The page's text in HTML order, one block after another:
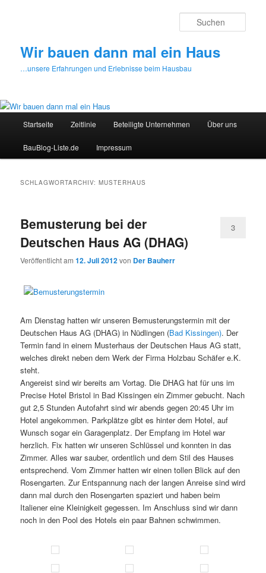
Wir bauen dann mal ein Haus
…unsere Erfahrungen und Erlebnisse beim Hausbau
Startseite Zeitlinie Beteiligte Unternehmen Über uns
BauBlog-Liste.de Impressum
SCHLAGWORTARCHIV:MUSTERHAUS
Bemusterung bei der
Deutschen Haus AG (DHAG)
Veröffentlicht am12. Juli 2012von Der Bauherr
3
Am Dienstag hatten wir unseren Bemusterungstermin mit der
Deutschen Haus AG (DHAG) in Nüdlingen (Bad Kissingen). Der
Termin fand in einem Musterhaus der Deutschen Haus AG statt,
welches direkt neben dem Werk der Firma Holzbau Schäfer e.K.
steht.
Angereist sind wir bereits am Vortag. Die DHAG hat für uns im
Precise Hotel Bristol in Bad Kissingen ein Zimmer gebucht. Nach
gut 2,5 Stunden Autofahrt sind wir abends gegen 20:45 Uhr im
Hotel angekommen. Parkplätze gibt es hinter dem Hotel, auf
Wunsch sogar ein Garagenplatz. Der Empfang im Hotel war
herzlich. Fix hatten wir unseren Schlüssel und konnten in das
Zimmer. Alles war sauber, ordentlich und dem Stil des Hauses
entsprechend. Vom Zimmer hatten wir einen tollen Blick auf den
Rosengarten. Zur Entspannung nach der langen Anreise sind wird
dann mal durch den Rosengarten spaziert und haben beim
Italiener eine Kleinigkeit gegessen. Im Anschluss sind wir dann
noch in den Pool des Hotels ein paar Bahnen schwimmen.